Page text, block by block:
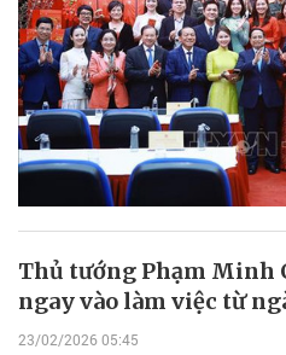
Thủ tướng Phạm Minh
ngay vào làm việc từ
23/02/2026 05:45